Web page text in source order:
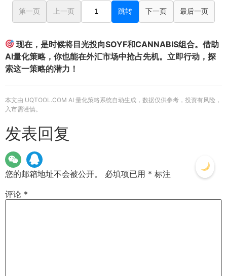
第一页 上一页 跳转 下一页 最后一页
现在，是时候将目光投向SOYF和CANNABIS组合。借助
AI量化策略，你也能在外汇市场中抢占先机。立即行动，探
索这一策略的潜力！
本文由 UQTOOL.COM AI 量化策略系统自动生成，数据仅供参考，投资有风险，
入市需谨慎。
发表回复
您的邮箱地址不会被公开。 必填项已用 * 标注
评论 *